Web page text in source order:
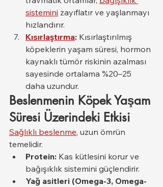
sistemini zayıflatır ve yaşlanmayı
hızlandırır.
Kısırlaştırma: Kısırlaştırılmış
köpeklerin yaşam süresi, hormon
kaynaklı tümör riskinin azalması
sayesinde ortalama %20–25
daha uzundur.
Beslenmenin Köpek Yaşam
Süresi Üzerindeki Etkisi
Sağlıklı beslenme, uzun ömrün
temelidir.
Protein: Kas kütlesini korur ve
bağışıklık sistemini güçlendirir.
Yağ asitleri (Omega-3, Omega-